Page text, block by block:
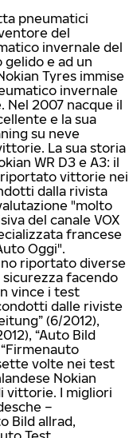
pneumatici
del
invernale del
e ad un
Tyres immise
invernale
Nel 2007 nacque il
e la sua
su neve
La sua storia
WR D3 e A3: il
riportato vittorie nei
dalla rivista
"molto
del canale VOX
francese
Oggi".
riportato diverse
facendo
vince i test
dalle riviste
(6/2012),
“Auto Bild
volte nei test
Nokian
vittorie. I migliori
–
Bild allrad,